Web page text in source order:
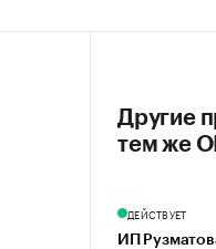
Другие
тем же
ДЕЙСТВУЕТ
ИП